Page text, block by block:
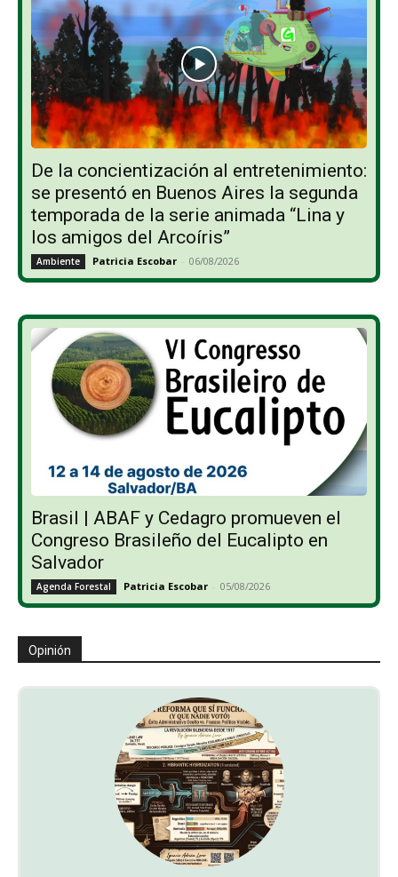
De la concientización al entretenimiento:
se presentó en Buenos Aires la segunda
temporada de la serie animada “Lina y
los amigos del Arcoíris”
Ambiente Patricia Escobar - 06/08/2026
Brasil | ABAF y Cedagro promueven el
Congreso Brasileño del Eucalipto en
Salvador
Agenda Forestal Patricia Escobar - 05/08/2026
Opinión